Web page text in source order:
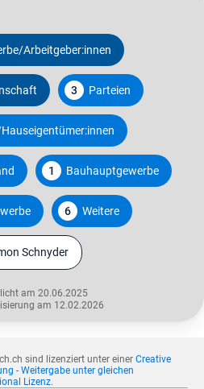
Arbeitgeber:innen
3 Parteien
1 Bauhauptgewerbe
6 Weitere
Schnyder
am 20.06.2025
am 12.02.2026
sind lizenziert unter einer Creative
- Weitergabe unter gleichen
Lizenz.